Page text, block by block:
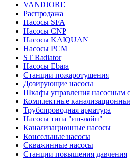
VANDJORD
Распродажа
Насосы SFA
Насосы CNP
Насосы KAIQUAN
Насосы PCM
ST Radiator
Насосы Ebara
Станции пожаротушения
Дозирующие насосы
Шкафы управления насосным
Комплектные
Трубопроводная арматура
Насосы типа "ин-лайн"
Канализационные насосы
Консольные насосы
Скважинные насосы
Станции повышения давления